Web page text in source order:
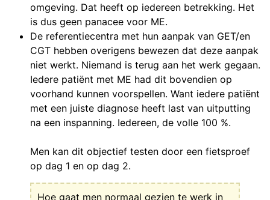
omgeving. Dat heeft op iedereen betrekking. Het
is dus geen panacee voor ME.
De referentiecentra met hun aanpak van GET/en
CGT hebben overigens bewezen dat deze aanpak
niet werkt. Niemand is terug aan het werk gegaan.
Iedere patiënt met ME had dit bovendien op
voorhand kunnen voorspellen. Want iedere patiënt
met een juiste diagnose heeft last van uitputting
na een inspanning. Iedereen, de volle 100 %.
Men kan dit objectief testen door een fietsproef
op dag 1 en op dag 2.
Hoe gaat men normaal gezien te werk in